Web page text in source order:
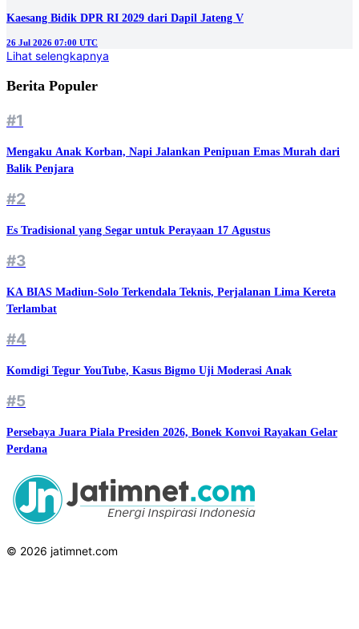
Kaesang Bidik DPR RI 2029 dari Dapil Jateng V
26 Jul 2026 07:00 UTC
Lihat selengkapnya
Berita Populer
#1
Mengaku Anak Korban, Napi Jalankan Penipuan Emas Murah dari
Balik Penjara
#2
Es Tradisional yang Segar untuk Perayaan 17 Agustus
#3
KA BIAS Madiun-Solo Terkendala Teknis, Perjalanan Lima Kereta
Terlambat
#4
Komdigi Tegur YouTube, Kasus Bigmo Uji Moderasi Anak
#5
Persebaya Juara Piala Presiden 2026, Bonek Konvoi Rayakan Gelar
Perdana
© 2026 jatimnet.com